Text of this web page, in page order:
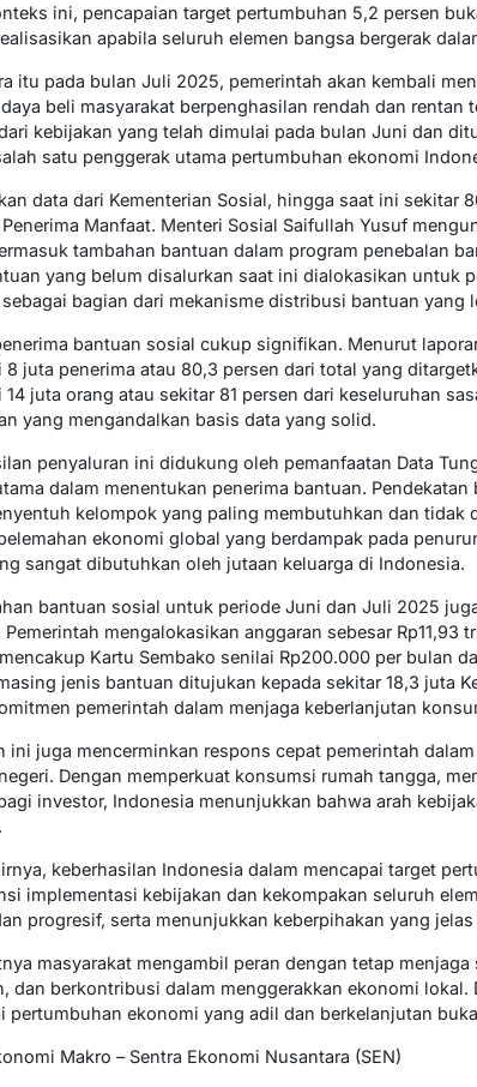
ini, pencapaian target pertumbuhan 5,2 persen
apabila seluruh elemen bangsa bergerak
itu pada bulan Juli 2025, pemerintah akan kembali
beli masyarakat berpenghasilan rendah dan
kebijakan yang telah dimulai pada bulan Juni dan
satu penggerak utama pertumbuhan ekonomi
data dari Kementerian Sosial, hingga saat ini sekitar
Penerima Manfaat. Menteri Sosial Saifullah Yusuf
tambahan bantuan dalam program penebalan
yang belum disalurkan saat ini dialokasikan untuk
bagian dari mekanisme distribusi bantuan yang
bantuan sosial cukup signifikan. Menurut
8 juta penerima atau 80,3 persen dari total yang
14 juta orang atau sekitar 81 persen dari keseluruhan
yang mengandalkan basis data yang solid.
penyaluran ini didukung oleh pemanfaatan Data
dalam menentukan penerima bantuan.
kelompok yang paling membutuhkan dan tidak
ekonomi global yang berdampak pada
sangat dibutuhkan oleh jutaan keluarga di Indonesia.
bantuan sosial untuk periode Juni dan Juli 2025
Pemerintah mengalokasikan anggaran sebesar
Kartu Sembako senilai Rp200.000 per bulan
jenis bantuan ditujukan kepada sekitar 18,3 juta
pemerintah dalam menjaga keberlanjutan
ini juga mencerminkan respons cepat pemerintah
Dengan memperkuat konsumsi rumah tangga,
investor, Indonesia menunjukkan bahwa arah
keberhasilan Indonesia dalam mencapai target
implementasi kebijakan dan kekompakan seluruh
progresif, serta menunjukkan keberpihakan yang
masyarakat mengambil peran dengan tetap
dan berkontribusi dalam menggerakkan ekonomi
pertumbuhan ekonomi yang adil dan berkelanjutan
Makro – Sentra Ekonomi Nusantara (SEN)